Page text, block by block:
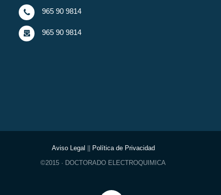
965 90 9814
965 90 9814
Aviso Legal
Política de Privacidad
©2015 · DOCTORADO ELECTROQUIMICA